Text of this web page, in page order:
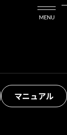
マニュアル
MENU
ックアッ